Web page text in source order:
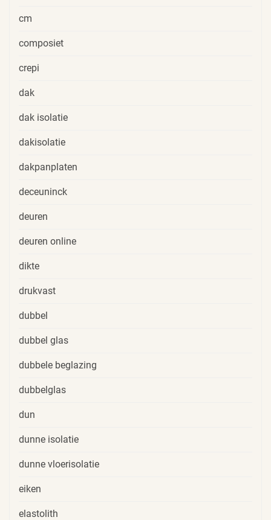
cm
composiet
crepi
dak
dak isolatie
dakisolatie
dakpanplaten
deceuninck
deuren
deuren online
dikte
drukvast
dubbel
dubbel glas
dubbele beglazing
dubbelglas
dun
dunne isolatie
dunne vloerisolatie
eiken
elastolith